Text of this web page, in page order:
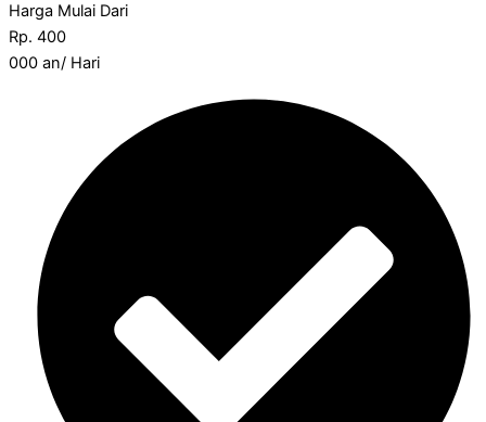
Harga Mulai Dari
Rp. 400
000 an/ Hari